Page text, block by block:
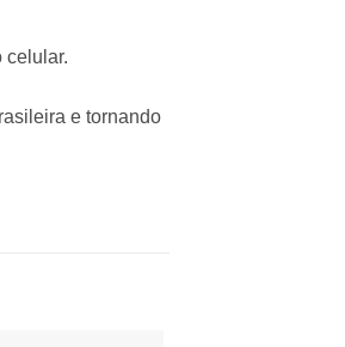
celular.
e tornando